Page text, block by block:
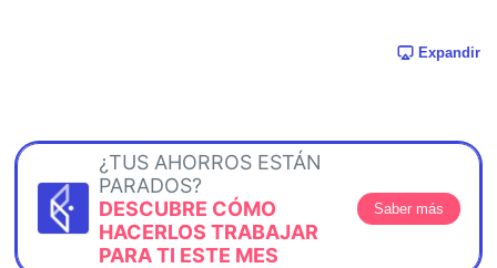
Expandir
¿TUS AHORROS ESTÁN
PARADOS?
DESCUBRE CÓMO
HACERLOS TRABAJAR
PARA TI ESTE MES
Saber más